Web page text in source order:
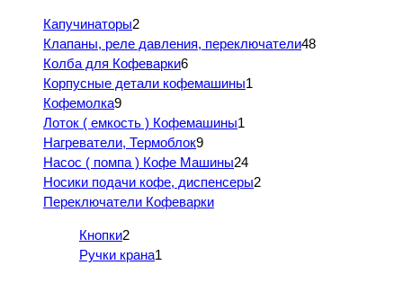
Капучинаторы2
Клапаны, реле давления, переключатели48
Колба для Кофеварки6
Корпусные детали кофемашины1
Кофемолка9
Лоток ( емкость ) Кофемашины1
Нагреватели, Термоблок9
Насос ( помпа ) Кофе Машины24
Носики подачи кофе, диспенсеры2
Переключатели Кофеварки
Кнопки2
Ручки крана1